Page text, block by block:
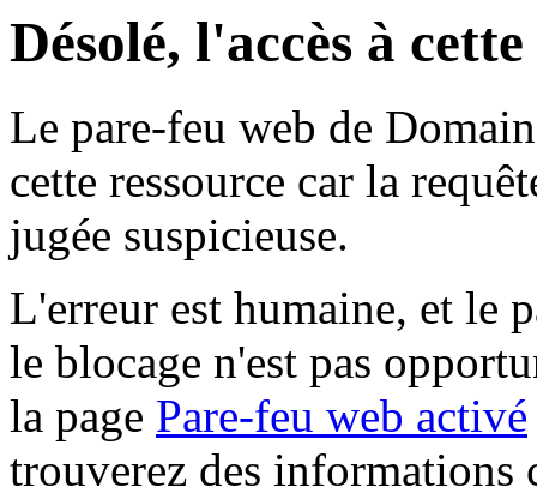
Désolé, l'accès à
Le pare-feu web de
cette ressource car la
jugée suspicieuse.
L'erreur est humaine, et le
le blocage n'est pas
la page Pare-feu web activé
trouverez des informations